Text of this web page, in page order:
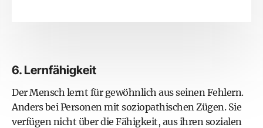
6. Lernfähigkeit
Der Mensch lernt für gewöhnlich aus seinen Fehlern.
Anders bei Personen mit soziopathischen Zügen. Sie
verfügen nicht über die Fähigkeit, aus ihren sozialen